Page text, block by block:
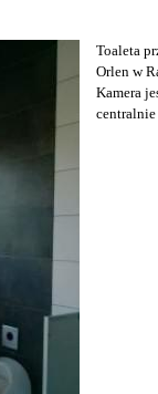
Toaleta
Orlen w
Kamera
centralnie